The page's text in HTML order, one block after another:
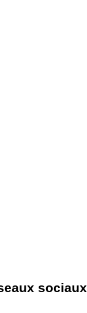
sociaux